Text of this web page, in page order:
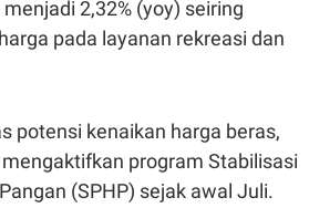
2,32% (yoy) seiring
pada layanan rekreasi dan
potensi kenaikan harga beras,
program Stabilisasi
(SPHP) sejak awal Juli.